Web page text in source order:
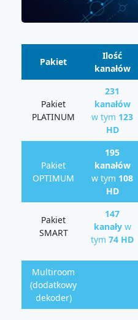
Pakiet
Ilość
kanałów
Pakiet
PLATINUM
231
kanałów
w tym 123
HD
Pakiet
OPTIMUM
195
kanałów
w tym 108
HD
Pakiet
SMART
147
kanaływ
tym 74 HD
Multiroom
(dodatkowy
dekoder)